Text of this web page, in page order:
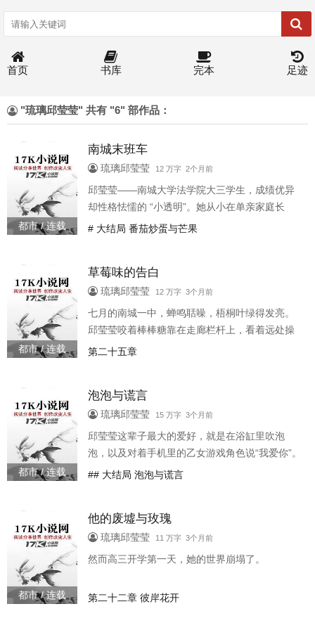
首页 书库 完本 足迹
"琉璃邱莹莹" 共有 "6" 部作品：
都市 / 连载
南城末班车
琉璃邱莹莹 12 万字 2个月前
邱莹莹——南城大学法学院大三学生，成绩优异
却性格怯懦的 “小透明”。她从小在单亲家庭长
大，母亲靠摆水果摊供她读书，她习惯了低头走
好日子。 她像一只随时准备缩进壳里的蜗牛，用
顺从和退让换取安全。蔡亦才——南城大学商学
院大四传奇人物，金融系天才，蔡氏集团独子。
他聪明、强势、掌控欲极强，习惯了一切尽在掌
# 大结局 番茄炒蛋与芒果
都市 / 连载
草莓味的告白
琉璃邱莹莹 12 万字 3个月前
七月的南城一中，蝉鸣聒噪，梧桐叶绿得发亮。
邱莹莹咬着棒棒糖靠在走廊栏杆上，看着远处操
场上那个总是穿着白色校服衬衫的男生，糖棍在
第二十五章
都市 / 连载
泡泡与谎言
琉璃邱莹莹 15 万字 3个月前
邱莹莹这辈子最大的爱好，就是在浴缸里吹泡
泡，以及对着手机里的乙女游戏角色说“我爱你”。
二十六岁，母胎单身，在爸妈开的洗衣店里帮
小心把一整瓶洗衣液倒进了滚筒—— 泡沫从洗衣
店里涌出来，淹没了半条街。 而她站在漫天的泡
泡里，看见了此生最好看的一张脸。 蔡家煌，三
## 大结局 泡泡与谎言
都市 / 连载
他的废墟与玫瑰
琉璃邱莹莹 11 万字 3个月前
然而高三开学第一天，她的世界崩塌了。
第二十二章 彼岸花开